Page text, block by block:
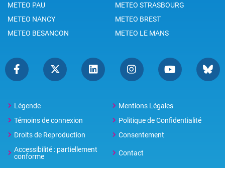
METEO PAU
METEO STRASBOURG
METEO NANCY
METEO BREST
METEO BESANCON
METEO LE MANS
Légende
Mentions Légales
Témoins de connexion
Politique de Confidentialité
Droits de Reproduction
Consentement
Accessibilité : partiellement
conforme
Contact